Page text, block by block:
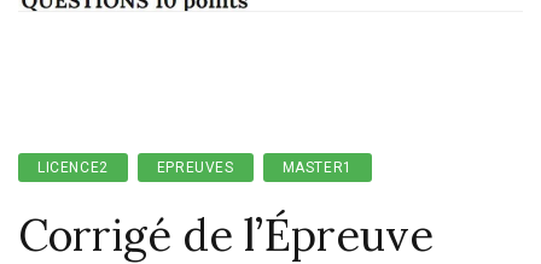
LICENCE2 EPREUVES MASTER1
Corrigé de l’Épreuve